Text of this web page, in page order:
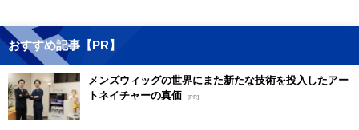
おすすめ記事【PR】
メンズウィッグの世界にまた新たな技術を投入したアー
トネイチャーの真価 [PR]